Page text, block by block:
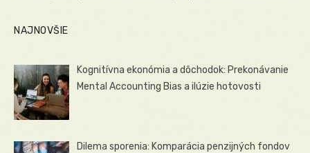
NAJNOVŠIE
Kognitívna ekonómia a dôchodok: Prekonávanie
Mental Accounting Bias a ilúzie hotovosti
Dilema sporenia: Komparácia penzijných fondov